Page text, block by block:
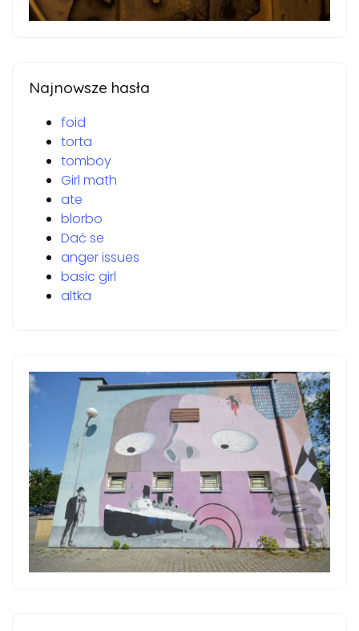
Najnowsze hasła
foid
torta
tomboy
Girl math
ate
blorbo
Dać se
anger issues
basic girl
altka